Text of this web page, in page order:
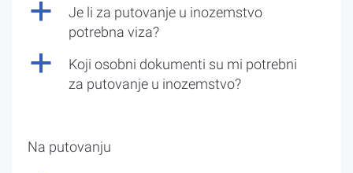
a
Je li za putovanje u inozemstvo
potrebna viza?
a
Koji osobni dokumenti su mi potrebni
za putovanje u inozemstvo?
Na putovanju